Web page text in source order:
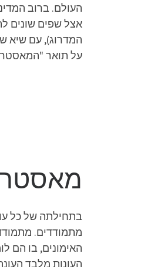
העולם. ברוב
אצל שפים שונים
על תואר
מאסטר שף
מתמודדים.